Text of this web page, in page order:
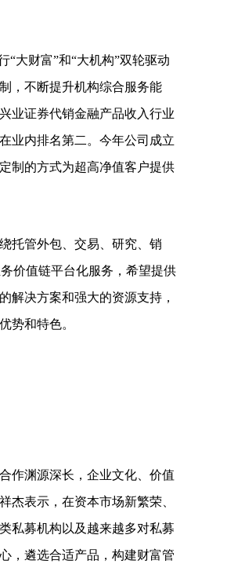
大财富”和“大机构”双轮驱动
，不断提升机构综合服务能
业证券代销金融产品收入行业
业内排名第二。今年公司成立
制的方式为超高净值客户提供
管外包、交易、研究、销
价值链平台化服务，希望提供
解决方案和强大的资源支持，
势和特色。
渊源深长，企业文化、价值
杰表示，在资本市场新繁荣、
私募机构以及越来越多对私募
，遴选合适产品，构建财富管